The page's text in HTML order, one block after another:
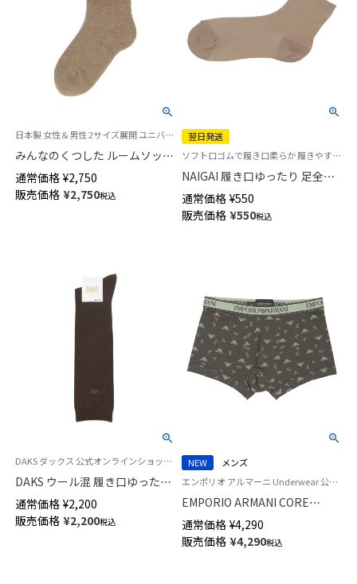
日本製 女性＆男性 2サイズ展開 ユニバーサルデザイン 介護 履きやすい
みんなのくつした ルームソック
ス あたたかアンゴラ毛混 総パ
イル【締めつけない靴下】 クルー
丈 ユニセックス 90361013
通常価格 ¥2,750
販売価格 ¥2,750税込
翌日発送
ソフト口ゴムで履き口柔らか 履きやすい カカト付 長年ご愛用者様の多い靴下です
NAIGAI 履き口ゆったり 足全体
にほどよくフィット サポートソ
ックス レディース【365日最短
翌日発送】 03894185
通常価格 ¥550
販売価格 ¥550税込
DAKS ダックス 公式オンラインショップ あったかウール混ハイソックス
DAKS ウール混 履き口ゆったり
ハイソックス 無地 レディース
日本製 03368721
通常価格 ¥2,200
販売価格 ¥2,200税込
NEW
メンズ
エンポリオ アルマーニ Underwear 公式オンラインショップ 紳士 下着
EMPORIO ARMANI CORE
LOGOBAND コア ロゴバンド ボ
クサーパンツ 【S/M/L/XL】 前閉
じ EUサイズ メンズ 54066692
通常価格 ¥4,290
販売価格 ¥4,290税込